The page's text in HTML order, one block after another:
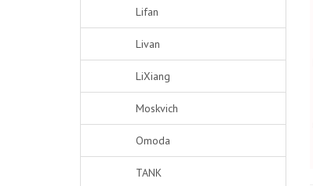
Lifan
Livan
LiXiang
Moskvich
Omoda
TANK